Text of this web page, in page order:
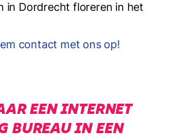
in Dordrecht floreren in het
contact met ons op!
EEN INTERNET
BUREAU IN EEN